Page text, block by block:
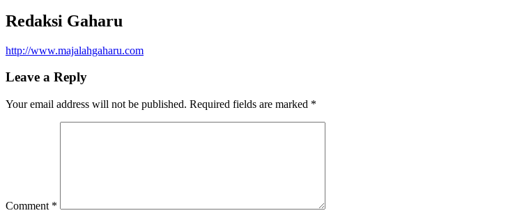
Redaksi Gaharu
http://www.majalahgaharu.com
Leave a Reply
Your email address will not be published. Required fields are marked *
Comment *